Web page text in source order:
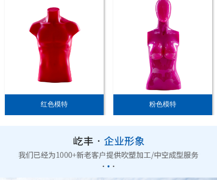
红色模特 粉色模特